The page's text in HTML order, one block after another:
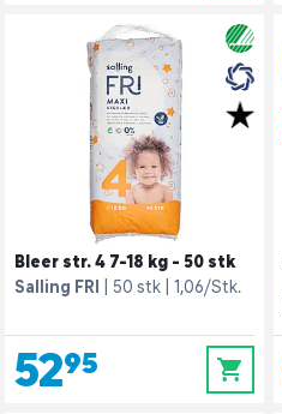
Bleer str. 4 7-18 kg - 50 stk
Salling FRI
50 stk 1,06/Stk.
52,95 0